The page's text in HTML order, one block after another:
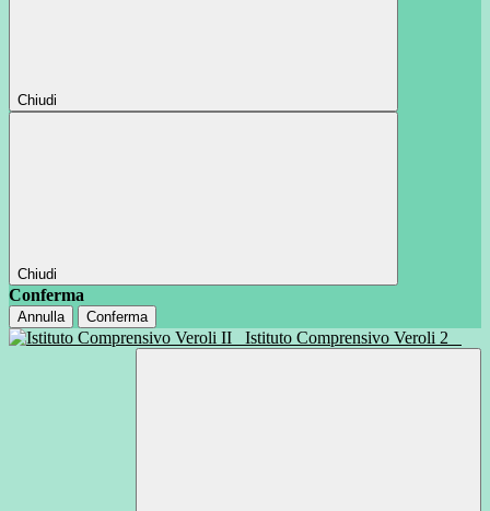
Chiudi
Chiudi
Conferma
Annulla Conferma
Istituto Comprensivo Veroli 2